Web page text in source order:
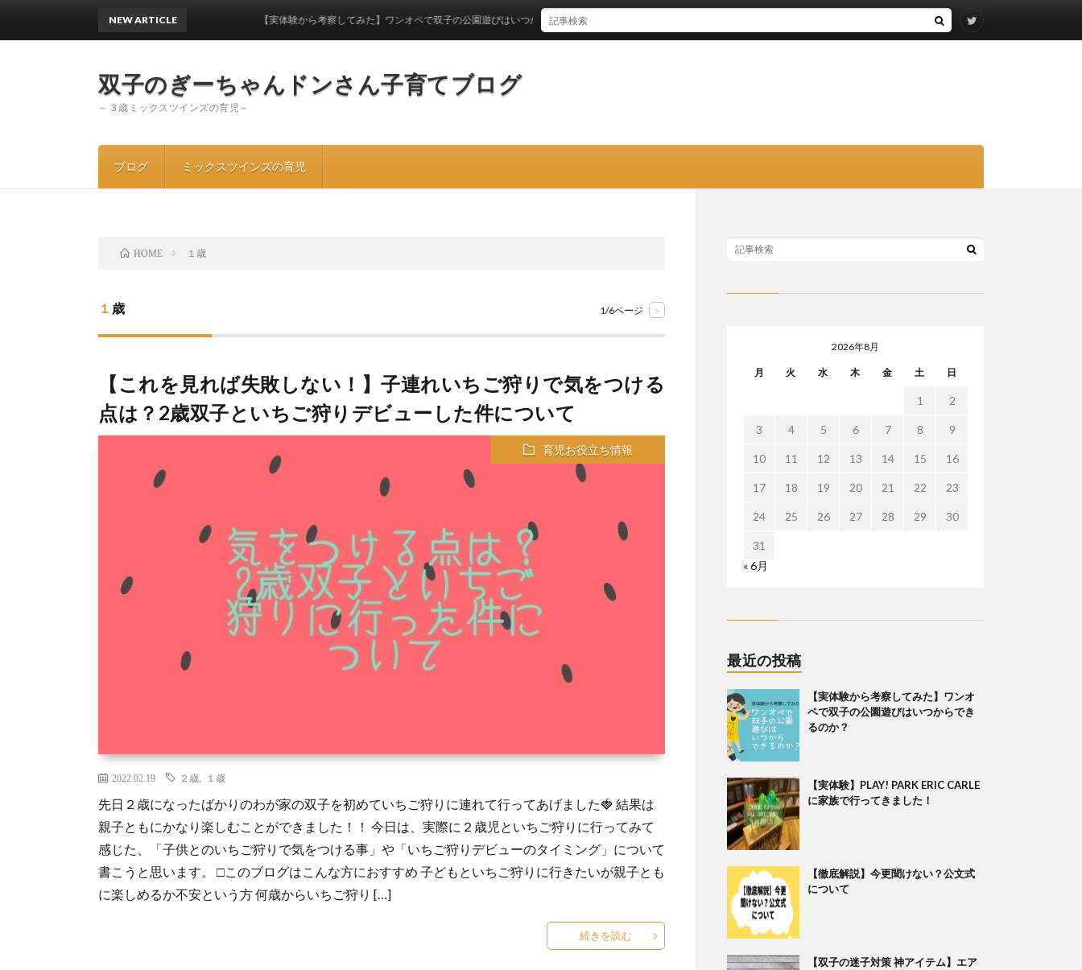
双子のぎーちゃんドンさん子育てブログ
～３歳ミックスツインズの育児～
ブログ ミックスツインズの育児
NEW ARTICLE 【実体験から考察してみた】ワンオペで双子の公園遊びはいつからできるのか？
HOME １歳
１歳 1/6ページ >
【これを見れば失敗しない！】子連れいちご狩りで気をつける
点は？2歳双子といちご狩りデビューした件について
育児お役立ち情報
2022.02.19 ２歳 １歳
先日２歳になったばかりのわが家の双子を初めていちご狩りに連れて行ってあげました🍓 結果は
親子ともにかなり楽しむことができました！！ 今日は、実際に２歳児といちご狩りに行ってみて
感じた、「子供とのいちご狩りで気をつける事」や「いちご狩りデビューのタイミング」について
書こうと思います。 □このブログはこんな方におすすめ 子どもといちご狩りに行きたいが親子とも
に楽しめるか不安という方 何歳からいちご狩り […]
続きを読む
2026年8月
月 火 水 木 金 土 日
1 2
3 4 5 6 7 8 9
10 11 12 13 14 15 16
17 18 19 20 21 22 23
24 25 26 27 28 29 30
31
« 6月
最近の投稿
【実体験から考察してみた】ワンオ
ペで双子の公園遊びはいつからでき
るのか？
【実体験】PLAY! PARK ERIC CARLE
に家族で行ってきました！
【徹底解説】今更聞けない？公文式
について
【双子の迷子対策 神アイテム】エア